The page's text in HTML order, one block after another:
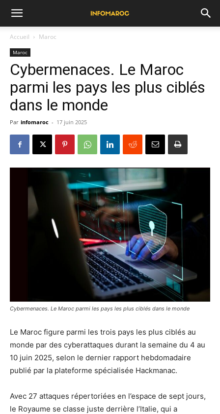
Accueil Maroc
Maroc
Cybermenaces. Le Maroc
parmi les pays les plus ciblés
dans le monde
Par infomaroc - 17 juin 2025
Cybermenaces. Le Maroc parmi les pays les plus ciblés dans le monde
Le Maroc figure parmi les trois pays les plus ciblés au
monde par des cyberattaques durant la semaine du 4 au
10 juin 2025, selon le dernier rapport hebdomadaire
publié par la plateforme spécialisée Hackmanac.
Avec 27 attaques répertoriées en l’espace de sept jours,
le Royaume se classe juste derrière l’Italie, qui a